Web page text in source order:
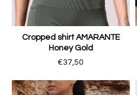
Cropped shirt AMARANTE
Honey Gold
€37,50